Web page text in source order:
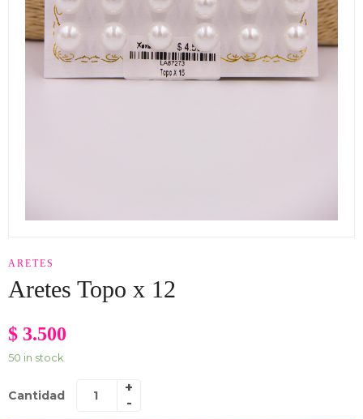
ARETES
Aretes Topo x 12
$ 3.500
50 in stock
Cantidad